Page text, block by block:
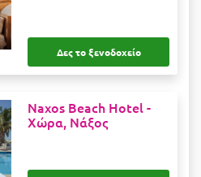
Δες το ξενοδοχείο
Naxos Beach Hotel -
Χώρα, Νάξος